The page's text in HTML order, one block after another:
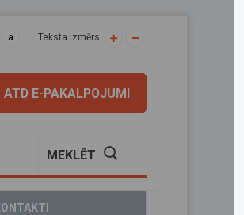
a Teksta izmērs
ATD E-PAKALPOJUMI
MEKLĒT